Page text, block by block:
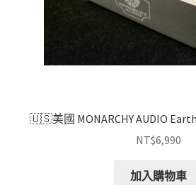
🇺🇸美國 MONARCHY AUDIO
NT$6,990
加入購物車